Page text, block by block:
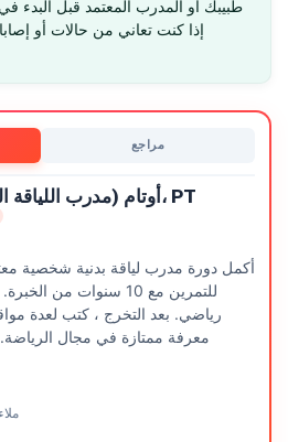
طبيبك أو المدرب المعتمد قبل البدء
إذا كنت تعاني من حالات أو
مراجع
أوتام (مدرب اللياقة البدنية واليوغا)، PT
أكمل دورة مدرب لياقة بدنية شخصية
للتمرين مع 10 سنوات
رياضي. بعد التخرج ، كتب لعدة
معرفة ممتازة في مجال الرياضة.